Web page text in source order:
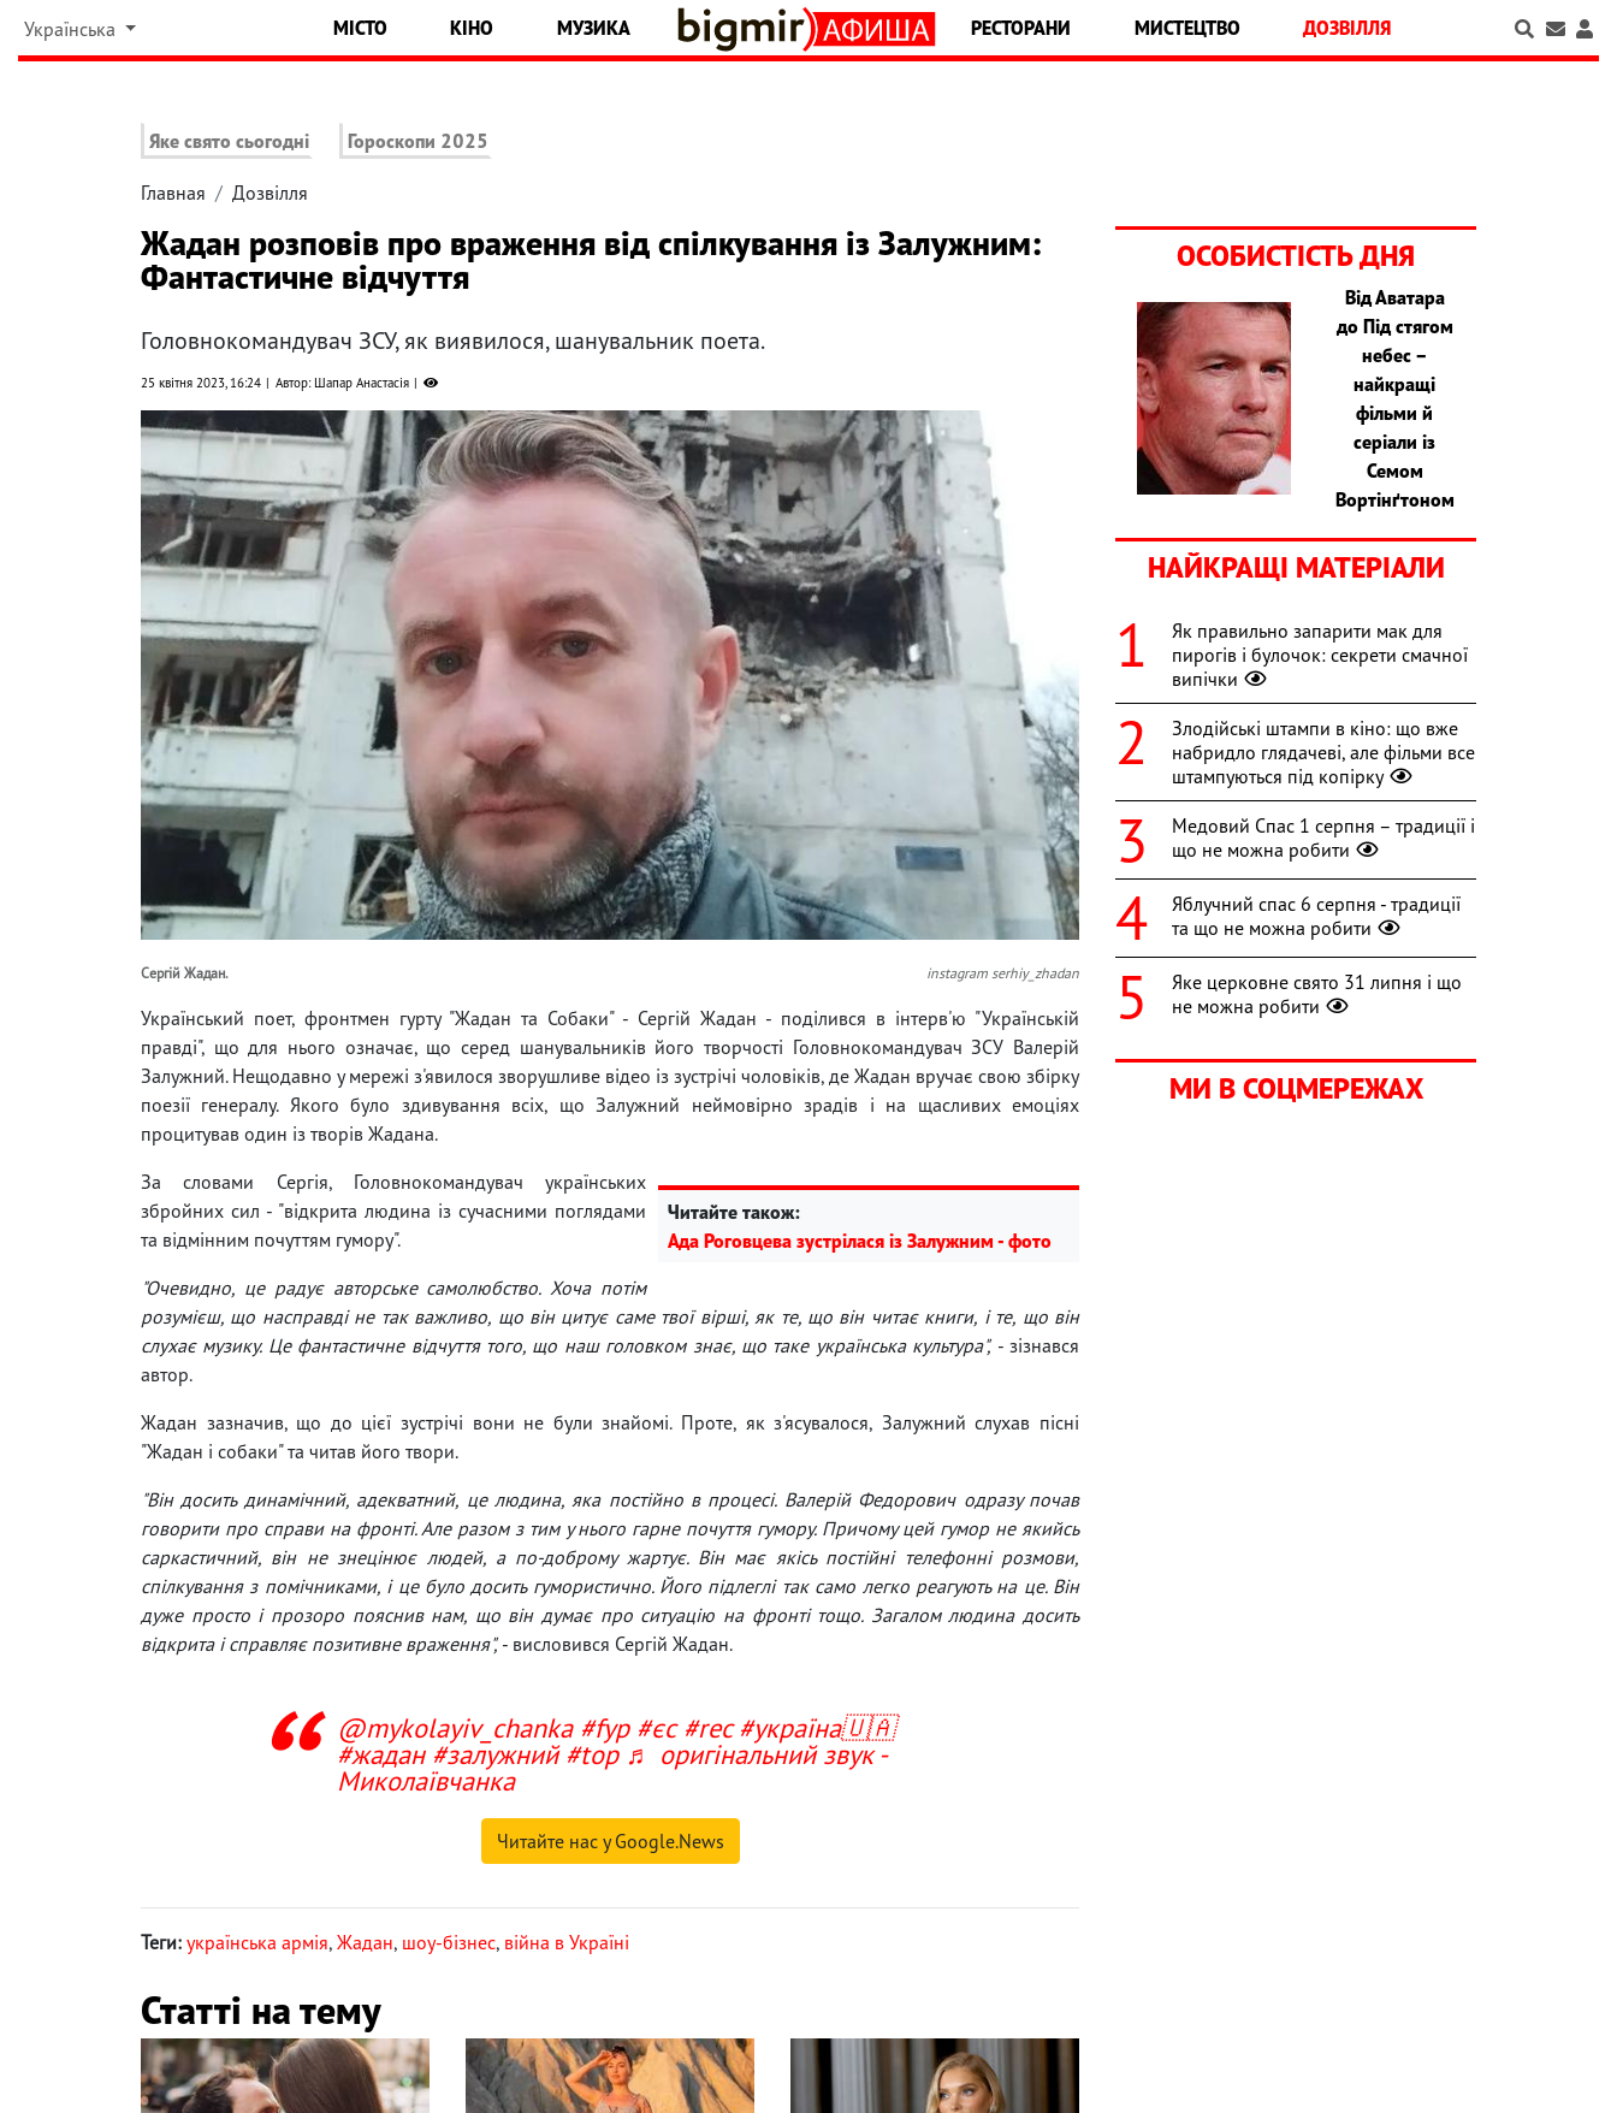
Українська МІСТО КІНО МУЗИКА РЕСТОРАНИ МИСТЕЦТВО ДОЗВІЛЛЯ
Яке свято сьогодні Гороскопи 2025
Главная Дозвілля
Жадан розповів про враження від спілкування із Залужним:
Фантастичне відчуття
Головнокомандувач ЗСУ, як виявилося, шанувальник поета.
25 квітня 2023, 16:24 Автор: Шапар Анастасія
Сергій Жадан. instagram serhiy_zhadan
Український поет, фронтмен гурту "Жадан та Собаки" - Сергій Жадан - поділився в інтерв'ю "Українській
правді", що для нього означає, що серед шанувальників його творчості Головнокомандувач ЗСУ Валерій
Залужний. Нещодавно у мережі з'явилося зворушливе відео із зустрічі чоловіків, де Жадан вручає свою збірку
поезії генералу. Якого було здивування всіх, що Залужний неймовірно зрадів і на щасливих емоціях
процитував один із творів Жадана.
Читайте також:
Ада Роговцева зустрілася із Залужним - фото
За словами Сергія, Головнокомандувач українських
збройних сил - "відкрита людина із сучасними поглядами
та відмінним почуттям гумору".
"Очевидно, це радує авторське самолюбство. Хоча потім
розумієш, що насправді не так важливо, що він цитує саме твої вірші, як те, що він читає книги, і те, що він
слухає музику. Це фантастичне відчуття того, що наш головком знає, що таке українська культура", - зізнався
автор.
Жадан зазначив, що до цієї зустрічі вони не були знайомі. Проте, як з'ясувалося, Залужний слухав пісні
"Жадан і собаки" та читав його твори.
"Він досить динамічний, адекватний, це людина, яка постійно в процесі. Валерій Федорович одразу почав
говорити про справи на фронті. Але разом з тим у нього гарне почуття гумору. Причому цей гумор не якийсь
саркастичний, він не знецінює людей, а по-доброму жартує. Він має якісь постійні телефонні розмови,
спілкування з помічниками, і це було досить гумористично. Його підлеглі так само легко реагують на це. Він
дуже просто і прозоро пояснив нам, що він думає про ситуацію на фронті тощо. Загалом людина досить
відкрита і справляє позитивне враження", - висловився Сергій Жадан.
@mykolayiv_chanka #fyp #єс #rec #україна🇺🇦
#жадан #залужний #top ♬ оригінальний звук -
Миколаївчанка
Читайте нас у Google.News
Теги: українська армія, Жадан, шоу-бізнес, війна в Україні
Статті на тему
ОСОБИСТІСТЬ ДНЯ
Від Аватара
до Під стягом
небес –
найкращі
фільми й
серіали із
Семом
Вортінґтоном
НАЙКРАЩІ МАТЕРІАЛИ
Як правильно запарити мак для
пирогів і булочок: секрети смачної
випічки
Злодійські штампи в кіно: що вже
набридло глядачеві, але фільми все
штампуються під копірку
Медовий Спас 1 серпня – традиції і
що не можна робити
Яблучний спас 6 серпня - традиції
та що не можна робити
Яке церковне свято 31 липня і що
не можна робити
МИ В СОЦМЕРЕЖАХ